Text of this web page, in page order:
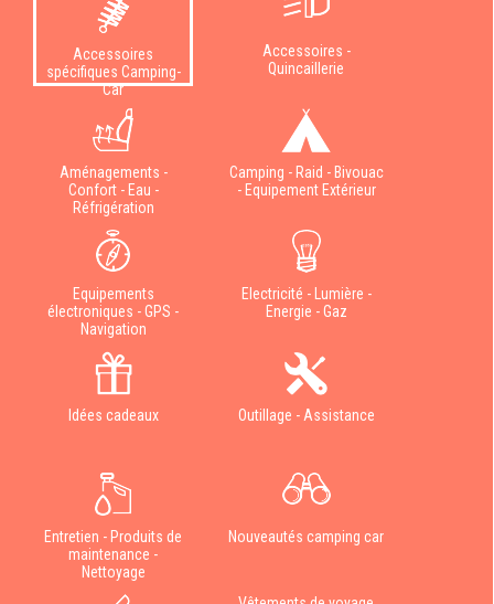
Accessoires
spécifiques Camping-
Car
Accessoires -
Quincaillerie
Aménagements -
Confort - Eau -
Réfrigération
Camping - Raid - Bivouac
- Equipement Extérieur
Equipements
électroniques - GPS -
Navigation
Electricité - Lumière -
Energie - Gaz
Idées cadeaux Outillage - Assistance
Entretien - Produits de
maintenance -
Nettoyage
Nouveautés camping car